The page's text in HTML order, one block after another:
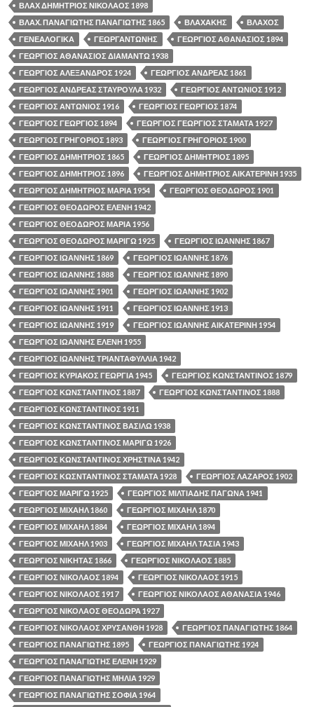
ΒΛΑΧ ΔΗΜΗΤΡΙΟΣ ΝΙΚΟΛΑΟΣ 1898
ΒΛΑΧ. ΠΑΝΑΓΙΩΤΗΣ ΠΑΝΑΓΙΩΤΗΣ 1865
ΒΛΑΧΑΚΗΣ
ΒΛΑΧΟΣ
ΓΕΝΕΑΛΟΓΙΚΑ
ΓΕΩΡΓΑΝΤΩΝΗΣ
ΓΕΩΡΓΙΟΣ ΑΘΑΝΑΣΙΟΣ 1894
ΓΕΩΡΓΙΟΣ ΑΘΑΝΑΣΙΟΣ ΔΙΑΜΑΝΤΩ 1938
ΓΕΩΡΓΙΟΣ ΑΛΕΞΑΝΔΡΟΣ 1924
ΓΕΩΡΓΙΟΣ ΑΝΔΡΕΑΣ 1861
ΓΕΩΡΓΙΟΣ ΑΝΔΡΕΑΣ ΣΤΑΥΡΟΥΛΑ 1932
ΓΕΩΡΓΙΟΣ ΑΝΤΩΝΙΟΣ 1912
ΓΕΩΡΓΙΟΣ ΑΝΤΩΝΙΟΣ 1916
ΓΕΩΡΓΙΟΣ ΓΕΩΡΓΙΟΣ 1874
ΓΕΩΡΓΙΟΣ ΓΕΩΡΓΙΟΣ 1894
ΓΕΩΡΓΙΟΣ ΓΕΩΡΓΙΟΣ ΣΤΑΜΑΤΑ 1927
ΓΕΩΡΓΙΟΣ ΓΡΗΓΟΡΙΟΣ 1893
ΓΕΩΡΓΙΟΣ ΓΡΗΓΟΡΙΟΣ 1900
ΓΕΩΡΓΙΟΣ ΔΗΜΗΤΡΙΟΣ 1865
ΓΕΩΡΓΙΟΣ ΔΗΜΗΤΡΙΟΣ 1895
ΓΕΩΡΓΙΟΣ ΔΗΜΗΤΡΙΟΣ 1896
ΓΕΩΡΓΙΟΣ ΔΗΜΗΤΡΙΟΣ ΑΙΚΑΤΕΡΙΝΗ 1935
ΓΕΩΡΓΙΟΣ ΔΗΜΗΤΡΙΟΣ ΜΑΡΙΑ 1954
ΓΕΩΡΓΙΟΣ ΘΕΟΔΩΡΟΣ 1901
ΓΕΩΡΓΙΟΣ ΘΕΟΔΩΡΟΣ ΕΛΕΝΗ 1942
ΓΕΩΡΓΙΟΣ ΘΕΟΔΩΡΟΣ ΜΑΡΙΑ 1956
ΓΕΩΡΓΙΟΣ ΘΕΟΔΩΡΟΣ ΜΑΡΙΓΩ 1925
ΓΕΩΡΓΙΟΣ ΙΩΑΝΝΗΣ 1867
ΓΕΩΡΓΙΟΣ ΙΩΑΝΝΗΣ 1869
ΓΕΩΡΓΙΟΣ ΙΩΑΝΝΗΣ 1876
ΓΕΩΡΓΙΟΣ ΙΩΑΝΝΗΣ 1888
ΓΕΩΡΓΙΟΣ ΙΩΑΝΝΗΣ 1890
ΓΕΩΡΓΙΟΣ ΙΩΑΝΝΗΣ 1901
ΓΕΩΡΓΙΟΣ ΙΩΑΝΝΗΣ 1902
ΓΕΩΡΓΙΟΣ ΙΩΑΝΝΗΣ 1911
ΓΕΩΡΓΙΟΣ ΙΩΑΝΝΗΣ 1913
ΓΕΩΡΓΙΟΣ ΙΩΑΝΝΗΣ 1919
ΓΕΩΡΓΙΟΣ ΙΩΑΝΝΗΣ ΑΙΚΑΤΕΡΙΝΗ 1954
ΓΕΩΡΓΙΟΣ ΙΩΑΝΝΗΣ ΕΛΕΝΗ 1955
ΓΕΩΡΓΙΟΣ ΙΩΑΝΝΗΣ ΤΡΙΑΝΤΑΦΥΛΛΙΑ 1942
ΓΕΩΡΓΙΟΣ ΚΥΡΙΑΚΟΣ ΓΕΩΡΓΙΑ 1945
ΓΕΩΡΓΙΟΣ ΚΩΝΣΤΑΝΤΙΝΟΣ 1879
ΓΕΩΡΓΙΟΣ ΚΩΝΣΤΑΝΤΙΝΟΣ 1887
ΓΕΩΡΓΙΟΣ ΚΩΝΣΤΑΝΤΙΝΟΣ 1888
ΓΕΩΡΓΙΟΣ ΚΩΝΣΤΑΝΤΙΝΟΣ 1911
ΓΕΩΡΓΙΟΣ ΚΩΝΣΤΑΝΤΙΝΟΣ ΒΑΣΙΛΩ 1938
ΓΕΩΡΓΙΟΣ ΚΩΝΣΤΑΝΤΙΝΟΣ ΜΑΡΙΓΩ 1926
ΓΕΩΡΓΙΟΣ ΚΩΝΣΤΑΝΤΙΝΟΣ ΧΡΗΣΤΙΝΑ 1942
ΓΕΩΡΓΙΟΣ ΚΩΣΝΤΑΝΤΙΝΟΣ ΣΤΑΜΑΤΑ 1928
ΓΕΩΡΓΙΟΣ ΛΑΖΑΡΟΣ 1902
ΓΕΩΡΓΙΟΣ ΜΑΡΙΓΩ 1925
ΓΕΩΡΓΙΟΣ ΜΙΛΤΙΑΔΗΣ ΠΑΓΩΝΑ 1941
ΓΕΩΡΓΙΟΣ ΜΙΧΑΗΛ 1860
ΓΕΩΡΓΙΟΣ ΜΙΧΑΗΛ 1870
ΓΕΩΡΓΙΟΣ ΜΙΧΑΗΛ 1884
ΓΕΩΡΓΙΟΣ ΜΙΧΑΗΛ 1894
ΓΕΩΡΓΙΟΣ ΜΙΧΑΗΛ 1903
ΓΕΩΡΓΙΟΣ ΜΙΧΑΗΛ ΤΑΣΙΑ 1943
ΓΕΩΡΓΙΟΣ ΝΙΚΗΤΑΣ 1866
ΓΕΩΡΓΙΟΣ ΝΙΚΟΛΑΟΣ 1885
ΓΕΩΡΓΙΟΣ ΝΙΚΟΛΑΟΣ 1894
ΓΕΩΡΓΙΟΣ ΝΙΚΟΛΑΟΣ 1915
ΓΕΩΡΓΙΟΣ ΝΙΚΟΛΑΟΣ 1917
ΓΕΩΡΓΙΟΣ ΝΙΚΟΛΑΟΣ ΑΘΑΝΑΣΙΑ 1946
ΓΕΩΡΓΙΟΣ ΝΙΚΟΛΑΟΣ ΘΕΟΔΩΡΑ 1927
ΓΕΩΡΓΙΟΣ ΝΙΚΟΛΑΟΣ ΧΡΥΣΑΝΘΗ 1928
ΓΕΩΡΓΙΟΣ ΠΑΝΑΓΙΩΤΗΣ 1864
ΓΕΩΡΓΙΟΣ ΠΑΝΑΓΙΩΤΗΣ 1895
ΓΕΩΡΓΙΟΣ ΠΑΝΑΓΙΩΤΗΣ 1924
ΓΕΩΡΓΙΟΣ ΠΑΝΑΓΙΩΤΗΣ ΕΛΕΝΗ 1929
ΓΕΩΡΓΙΟΣ ΠΑΝΑΓΙΩΤΗΣ ΜΗΛΙΑ 1929
ΓΕΩΡΓΙΟΣ ΠΑΝΑΓΙΩΤΗΣ ΣΟΦΙΑ 1964